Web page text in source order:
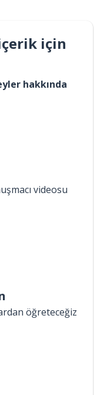
için
hakkında
videosu
öğreteceğiz